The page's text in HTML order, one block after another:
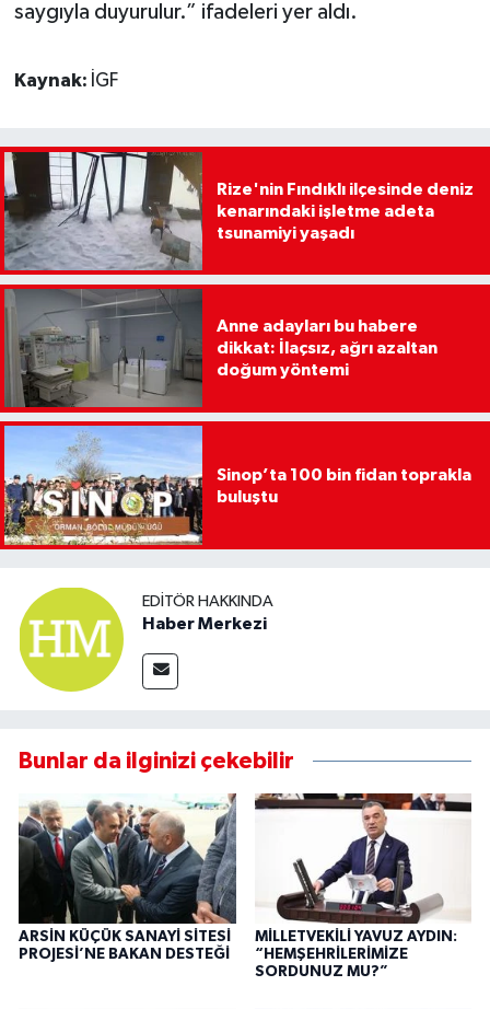
saygıyla duyurulur.” ifadeleri yer aldı.
Kaynak: İGF
Rize'nin Fındıklı ilçesinde deniz
kenarındaki işletme adeta
tsunamiyi yaşadı
Anne adayları bu habere
dikkat: İlaçsız, ağrı azaltan
doğum yöntemi
Sinop’ta 100 bin fidan toprakla
buluştu
EDITÖR HAKKINDA
Haber Merkezi
Bunlar da ilginizi çekebilir
ARSİN KÜÇÜK SANAYİ SİTESİ
PROJESİ’NE BAKAN DESTEĞİ
MİLLETVEKİLİ YAVUZ AYDIN:
“HEMŞEHRİLERİMİZE
SORDUNUZ MU?”